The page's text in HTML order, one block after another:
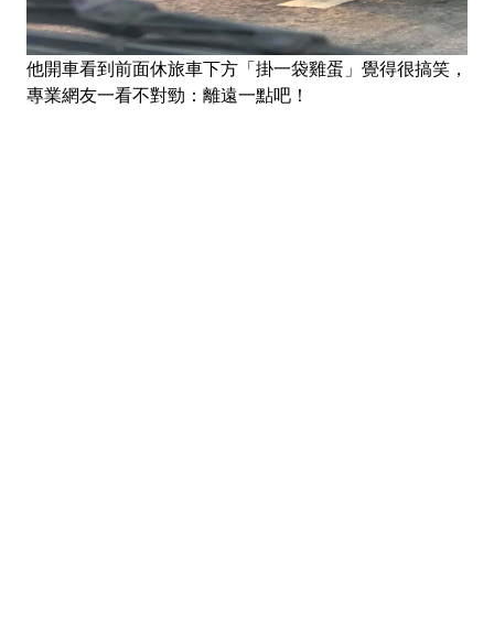
他開車看到前面休旅車下方「掛一袋雞蛋」覺得很搞笑，
專業網友一看不對勁：離遠一點吧！